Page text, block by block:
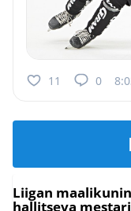
11 0
Liigan
hallitseva